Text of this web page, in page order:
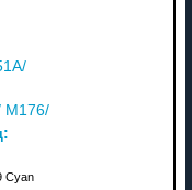
M176/
Cyan